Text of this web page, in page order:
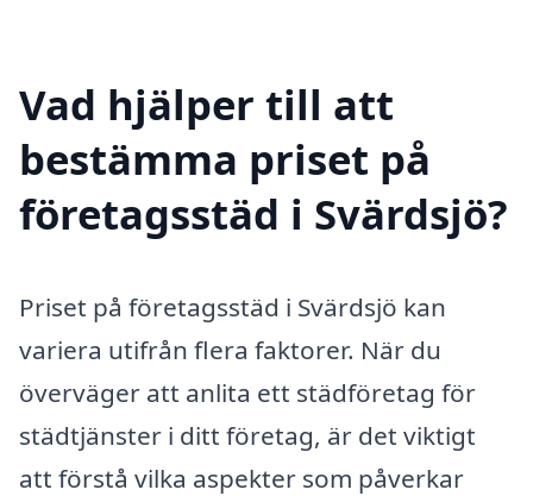
Vad hjälper till att
bestämma priset på
företagsstäd i Svärdsjö?
Priset på företagsstäd i Svärdsjö kan
variera utifrån flera faktorer. När du
överväger att anlita ett städföretag för
städtjänster i ditt företag, är det viktigt
att förstå vilka aspekter som påverkar